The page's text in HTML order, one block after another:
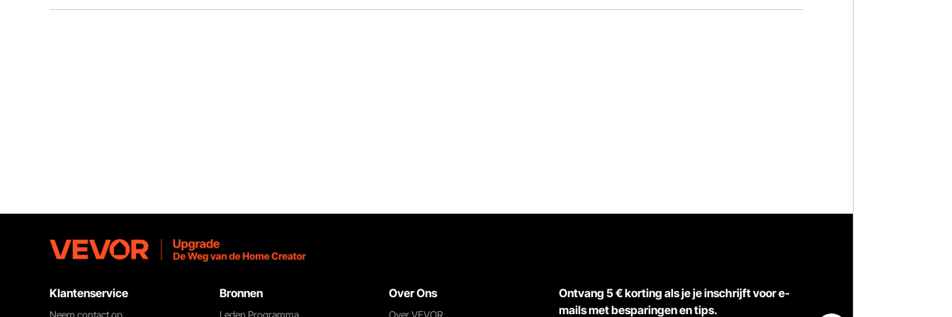
Klantenservice
Neem contact op
Bronnen
Leden Programma
Over Ons
Over VEVOR
Ontvang 5 € korting als je je inschrijft voor e-
mails met besparingen en tips.